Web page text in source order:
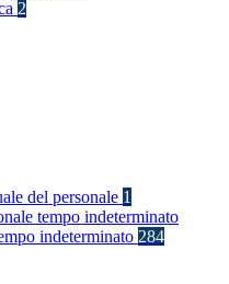
2
del personale 1
tempo indeterminato
indeterminato 284